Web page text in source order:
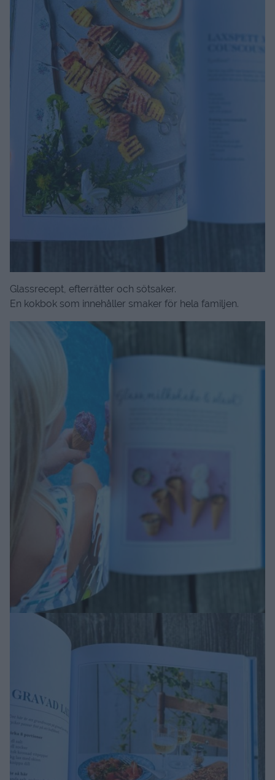
Glassrecept, efterrätter och sötsaker.
En kokbok som innehåller smaker för hela familjen.